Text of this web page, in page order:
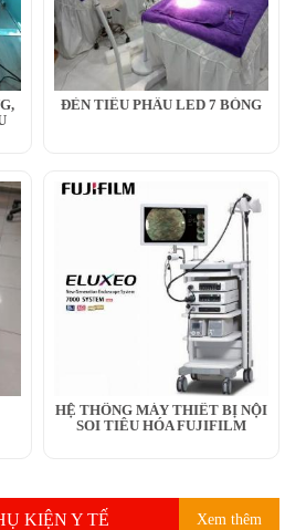
ĐÈN TIỂU PHẪU LED 7 BÓNG
HỆ THỐNG MÁY THIẾT BỊ NỘI
SOI TIÊU HÓA FUJIFILM
KIỆN Y TẾ Xem thêm